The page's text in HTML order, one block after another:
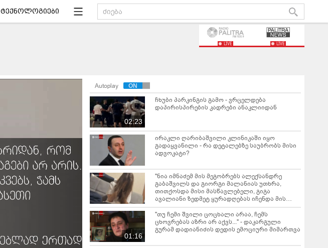
ტექნოლოგიები
LIVE LIVE
Autoplay
02:23
ჩხუბი პარკინგის გამო - ვრცელდება
დაპირისპირების კადრები ანაკლიიდან
ირაკლი ღარიბაშვილი კლინიკაში იყო
გადაყვანილი - რა დეტალებზე საუბრობს მისი
ადვოკატი?
"ნია იმნაძემ მის მეგობრებს ალექსანდრე
გაბაშვილს და გიორგი მალანიას უთხრა,
თითქოსდა მისი მასწავლებელი, გიგა
ავალიანი ზედმეტ ყურადღებას იჩენდა მის
მიმართ" - რა წერია ნია იმნაძის საბრალდებო
დასკვნაში?
01:16
"თუ ჩემი შვილი ცოცხალი არაა, ჩემს
ცხოვრებას აზრი არ აქვს..." - დაკარგული
გურამ დადიანიძის დედის ემოციური მიმართვა